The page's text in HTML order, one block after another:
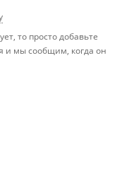
то просто добавьте
и мы сообщим, когда он